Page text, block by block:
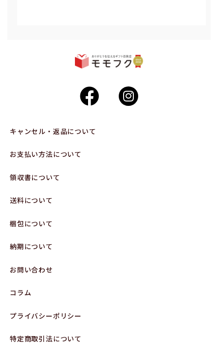
キャンセル・返品について
お支払い方法について
領収書について
送料について
梱包について
納期について
お問い合わせ
コラム
プライバシーポリシー
特定商取引法について